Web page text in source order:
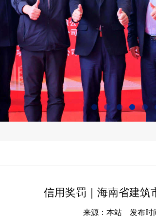
信用奖罚｜海南省建筑
来源：本站 发布时